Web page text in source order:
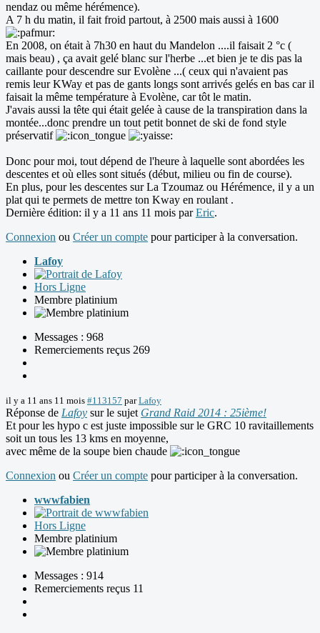
nendaz ou même hérémence).
A 7 h du matin, il fait froid partout, à 2500 mais aussi à 1600
En 2008, on était à 7h30 en haut du Mandelon ....il faisait 2 °c (
mais beau) , ça avait gelé blanc sur l'herbe ...et bien je te dis pas la
caillante pour descendre sur Evolène ...( ceux qui n'avaient pas
remis leur KWay et pas de gants longs sont arrivés gelés en bas car il
faisait la même température à Evolène, car tôt le matin.
J'avais aussi la tête qui était gelée à cause de la transpiration dans la
montée...donc prendre un tout petit bonnet de ski de fond style
préservatif
Donc pour moi, tout dépend de l'heure à laquelle sont abordées les
descentes et où elles sont situés (début, milieu ou fin de course).
En plus, pour les descentes sur La Tzoumaz ou Hérémence, il y a un
plat qui te permets de mettre ton Kway en roulant .
Dernière édition: il y a 11 ans 11 mois parEric.
Connexion ou Créer un compte pour participer à la conversation.
Lafoy
Hors Ligne
Membre platinium
Messages : 968
Remerciements reçus 269
il y a 11 ans 11 mois #113157 parLafoy
Réponse de Lafoy sur le sujet Grand Raid 2014 : 25ième!
Et pour les hypo c est juste impossible sur le GRC 10 ravitaillements
soit un tous les 13 kms en moyenne,
avec même de la soupe bien chaude
Connexion ou Créer un compte pour participer à la conversation.
wwwfabien
Hors Ligne
Membre platinium
Messages : 914
Remerciements reçus 11